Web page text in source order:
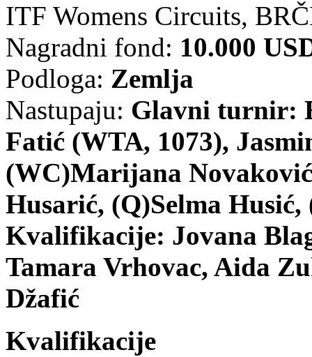
ITF Womens Circuits,
Nagradni fond: 10.000
Podloga: Zemlja
Nastupaju: Glavni turnir:
Fatić (WTA, 1073),
(WC)Marijana
Husarić, (Q)Selma
Kvalifikacije: Jovana
Tamara Vrhovac, Aida
Džafić
Kvalifikacije